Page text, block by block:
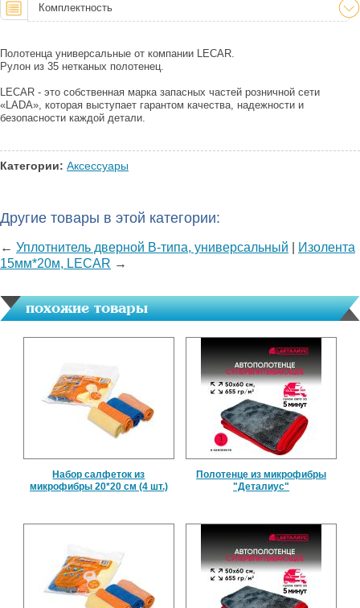
Комплектность
Полотенца универсальные от компании LECAR.
Рулон из 35 нетканых полотенец.
LECAR - это собственная марка запасных частей розничной сети
«LADA», которая выступает гарантом качества, надежности и
безопасности каждой детали.
Категории: Аксессуары
Другие товары в этой категории:
← Уплотнитель дверной B-типа, универсальный
Изолента
15мм*20м, LECAR →
похожие товары
Набор салфеток из
микрофибры 20*20 см (4 шт.)
Полотенце из микрофибры
"Деталиус"